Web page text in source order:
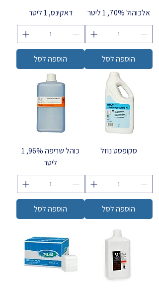
אלכוהול 70%, 1 ליטר
הוספה לסל
דאקינס, 1 ליטר
הוספה לסל
סקופסט נוזל
הוספה לסל
כוהל שריפה 96%, 1
ליטר
הוספה לסל